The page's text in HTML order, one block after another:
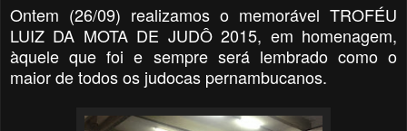
Ontem (26/09) realizamos o memorável TROFÉU
LUIZ DA MOTA DE JUDÔ 2015, em homenagem,
àquele que foi e sempre será lembrado como o
maior de todos os judocas pernambucanos.